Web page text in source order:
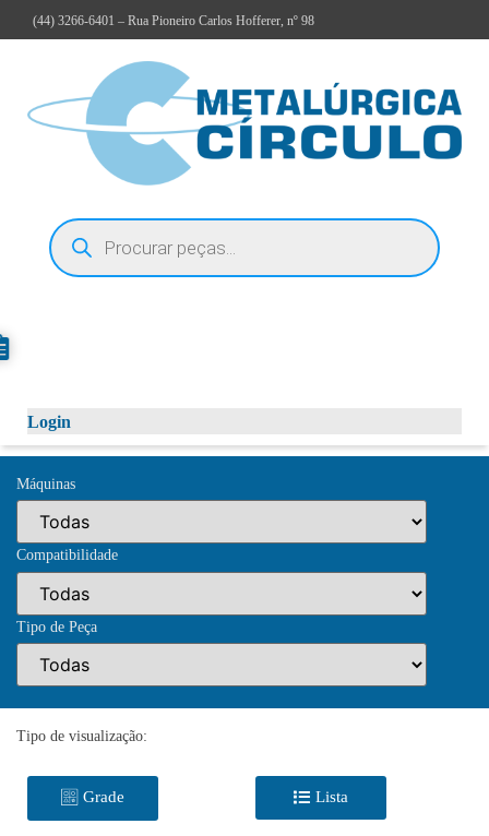
(44) 3266-6401 – Rua Pioneiro Carlos Hofferer, nº 98
Login
Máquinas
Compatibilidade
Tipo de Peça
Tipo de visualização:
Grade Lista